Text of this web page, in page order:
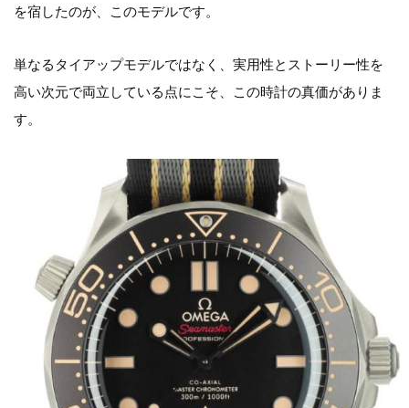
を宿したのが、このモデルです。
単なるタイアップモデルではなく、実用性とストーリー性を
高い次元で両立している点にこそ、この時計の真価がありま
す。